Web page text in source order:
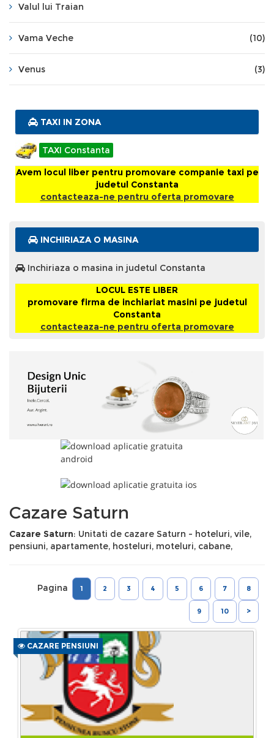
Valul lui Traian
Vama Veche (10)
Venus (3)
TAXI IN ZONA
TAXI Constanta
Avem locul liber pentru promovare companie taxi pe
judetul Constanta
contacteaza-ne pentru oferta promovare
INCHIRIAZA O MASINA
Inchiriaza o masina in judetul Constanta
LOCUL ESTE LIBER
promovare firma de inchiariat masini pe judetul
Constanta
contacteaza-ne pentru oferta promovare
Cazare Saturn
Cazare Saturn: Unitati de cazare Saturn - hoteluri, vile,
pensiuni, apartamente, hosteluri, moteluri, cabane,
Pagina 1 2 3 4 5 6 7 8
9 10 >
CAZARE PENSIUNI